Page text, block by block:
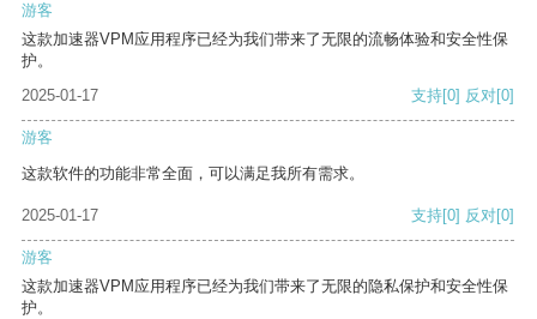
游客
这款加速器VPM应用程序已经为我们带来了无限的流畅体验和安全性保
护。
2025-01-17
支持[0] 反对[0]
游客
这款软件的功能非常全面，可以满足我所有需求。
2025-01-17 支持[0] 反对[0]
游客
这款加速器VPM应用程序已经为我们带来了无限的隐私保护和安全性保
护。